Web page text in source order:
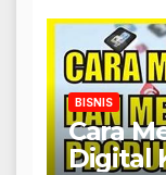
BISNIS
Cara
Digital